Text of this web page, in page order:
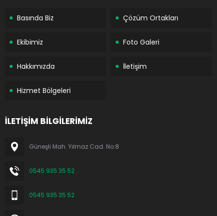
Basında Biz Çözüm Ortakları
Ekibimiz Foto Galeri
Hakkımızda İletişim
Hizmet Bölgeleri
İLETİŞİM BİLGİLERİMİZ
Güneşli Mah. Yılmaz Cad. No:8
0545 935 35 52
0545 935 35 52